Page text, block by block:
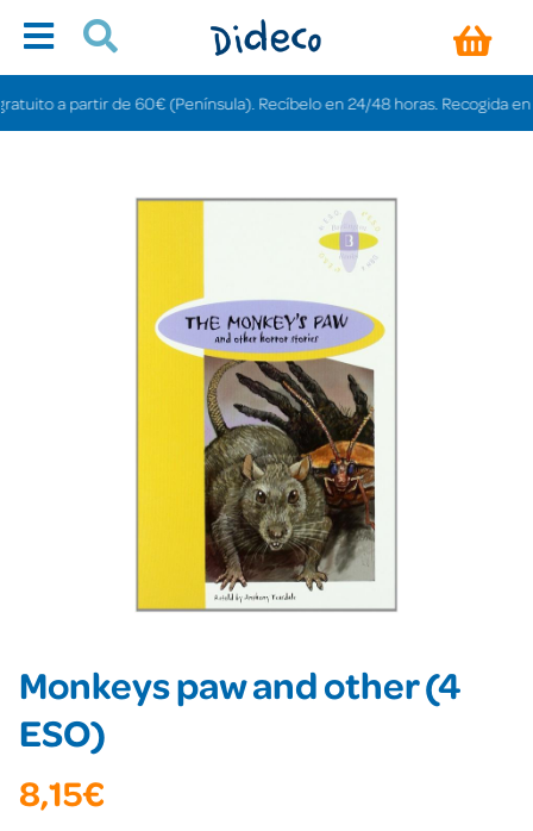
a partir de 60€ (Península). Recíbelo en 24/48 horas. Recogida en
Monkeys paw and other (4
ESO)
8,15€